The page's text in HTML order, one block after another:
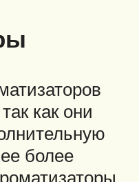
как они
более